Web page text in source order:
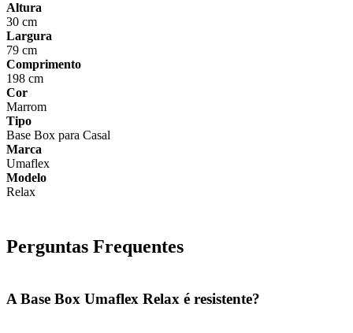
Altura
30 cm
Largura
79 cm
Comprimento
198 cm
Cor
Marrom
Tipo
Base Box para Casal
Marca
Umaflex
Modelo
Relax
Perguntas Frequentes
A Base Box Umaflex Relax é resistente?